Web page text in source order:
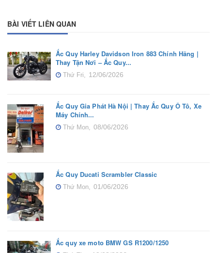
BÀI VIẾT LIÊN QUAN
Ắc Quy Harley Davidson Iron 883 Chính Hãng |
Thay Tận Nơi – Ắc Quy...
Thứ Fri, 12/06/2026
Ắc Quy Gia Phát Hà Nội | Thay Ắc Quy Ô Tô, Xe
Máy Chính...
Thứ Mon, 08/06/2026
Ắc Quy Ducati Scrambler Classic
Thứ Mon, 01/06/2026
Ắc quy xe moto BMW GS R1200/1250